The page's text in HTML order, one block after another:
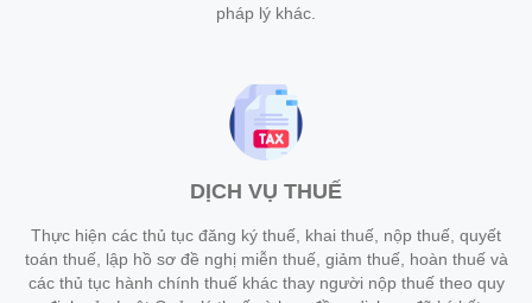
pháp lý khác.
DỊCH VỤ THUẾ
Thực hiện các thủ tục đăng ký thuế, khai thuế, nộp thuế, quyết
toán thuế, lập hồ sơ đề nghị miễn thuế, giảm thuế, hoàn thuế và
các thủ tục hành chính thuế khác thay người nộp thuế theo quy